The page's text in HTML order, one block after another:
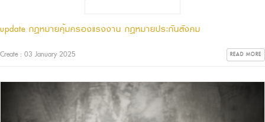
update กฎหมายคุ้มครองแรงงาน กฎหมายประกันสังคม
Create : 03 January 2025 READ MORE